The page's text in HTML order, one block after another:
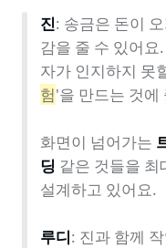
진: 송금은 돈이
감을 줄 수 있어
자가 인지하지 못
험'을 만드는 것에
화면이 넘어가는
딩 같은 것들을
설계하고 있어요.
루디: 진과 함께